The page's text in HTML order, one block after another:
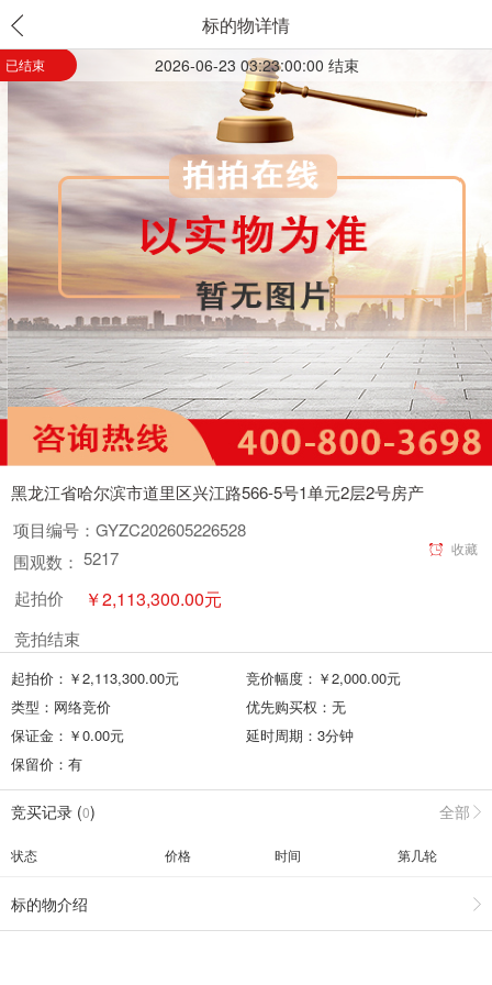
标的物详情
已结束 2026-06-23 03:23:00:00 结束
黑龙江省哈尔滨市道里区兴江路566-5号1单元2层2号房产
项目编号： GYZC202605226528
围观数： 5217 收藏
起拍价 ￥2,113,300.00元
竞拍结束
起拍价：￥2,113,300.00元 竞价幅度：￥2,000.00元
类型： 网络竞价 优先购买权： 无
保证金：￥0.00元 延时周期： 3分钟
保留价： 有
竞买记录 (0) 全部
状态 价格 时间 第几轮
标的物介绍